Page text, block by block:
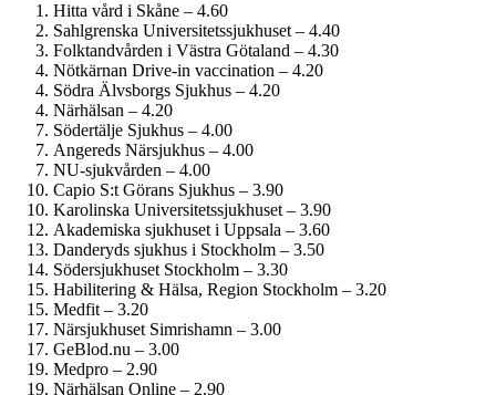
Hitta vård i Skåne – 4.60
Sahlgrenska Universitets­sjukhuset – 4.40
Folktandvården i Västra Götaland – 4.30
Nötkärnan Drive-in vaccination – 4.20
Södra Älvsborgs Sjukhus – 4.20
Närhälsan – 4.20
Södertälje Sjukhus – 4.00
Angereds Närsjukhus – 4.00
NU-sjukvården – 4.00
Capio S:t Görans Sjukhus – 3.90
Karolinska Universitets­sjukhuset – 3.90
Akademiska sjukhuset i Uppsala – 3.60
Danderyds sjukhus i Stockholm – 3.50
Söder­sjukhuset Stockholm – 3.30
Habilitering & Hälsa, Region Stockholm – 3.20
Medfit – 3.20
Närsjukhuset Simrishamn – 3.00
GeBlod.nu – 3.00
Medpro – 2.90
Närhälsan Online – 2.90